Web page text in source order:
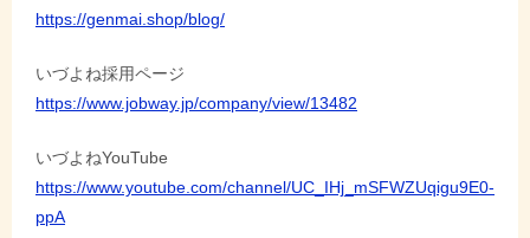
https://genmai.shop/blog/
いづよね採用ページ
https://www.jobway.jp/company/view/13482
いづよねYouTube
https://www.youtube.com/channel/UC_IHj_mSFWZUqigu9E0-
ppA